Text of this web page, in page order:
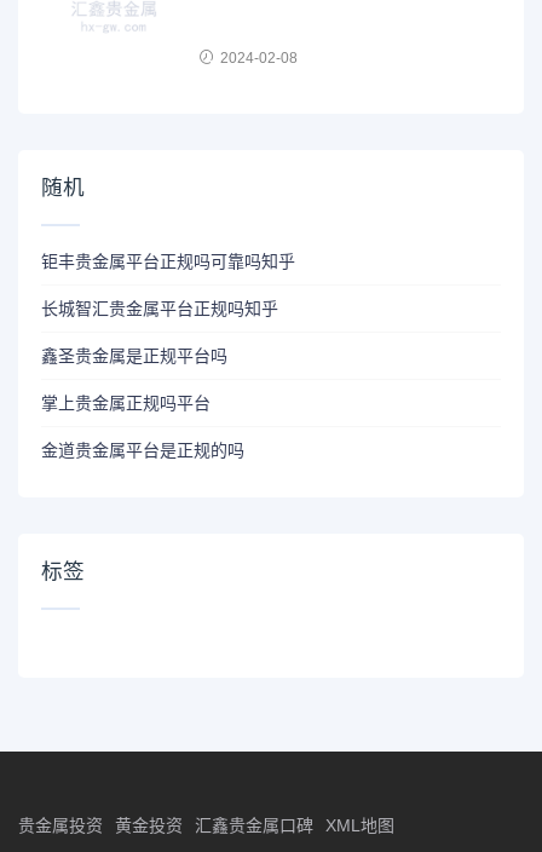
2024-02-08
随机
钜丰贵金属平台正规吗可靠吗知乎
长城智汇贵金属平台正规吗知乎
鑫圣贵金属是正规平台吗
掌上贵金属正规吗平台
金道贵金属平台是正规的吗
标签
贵金属投资 黄金投资 汇鑫贵金属口碑 XML地图